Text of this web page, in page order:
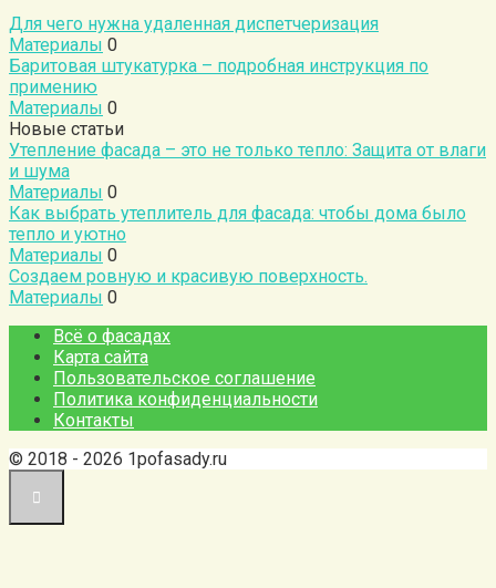
Для чего нужна удаленная диспетчеризация
Материалы 0
Баритовая штукатурка – подробная инструкция по
примению
Материалы 0
Новые статьи
Утепление фасада – это не только тепло: Защита от влаги
и шума
Материалы 0
Как выбрать утеплитель для фасада: чтобы дома было
тепло и уютно
Материалы 0
Создаем ровную и красивую поверхность.
Материалы 0
Всё о фасадах
Карта сайта
Пользовательское соглашение
Политика конфиденциальности
Контакты
© 2018 - 2026 1pofasady.ru